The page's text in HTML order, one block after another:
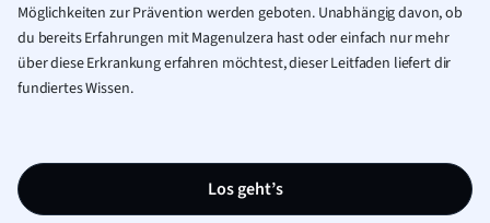
Möglichkeiten zur Prävention werden geboten. Unabhängig davon, ob
du bereits Erfahrungen mit Magenulzera hast oder einfach nur mehr
über diese Erkrankung erfahren möchtest, dieser Leitfaden liefert dir
fundiertes Wissen.
Los geht’s